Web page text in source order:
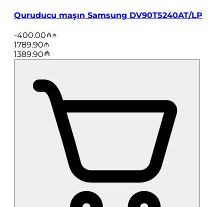
Quruducu maşın Samsung DV90T5240AT/LP
-400.00
1789.90
1389.90